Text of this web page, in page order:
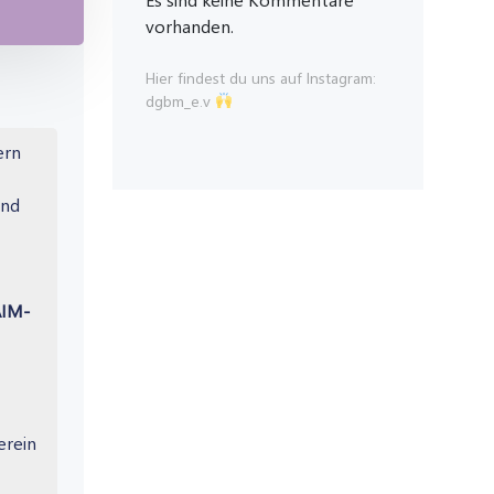
vorhanden.
Hier findest du uns auf Instagram:
dgbm_e.v